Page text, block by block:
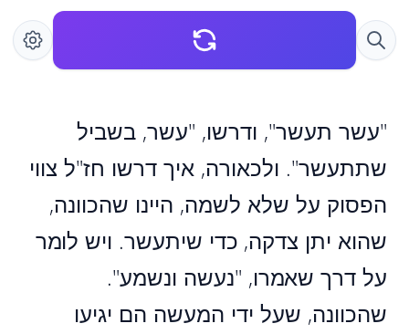
"עשר תעשר", ודרשו, "עשר, בשביל
שתתעשר". ולכאורה, איך דרשו חז"ל צווי
הפסוק על שלא לשמה, היינו שהכוונה,
שהוא יתן צדקה, כדי שיתעשר. ויש לומר
על דרך שאמרו, "נעשה ונשמע".
שהכוונה, שעל ידי המעשה הם יגיעו